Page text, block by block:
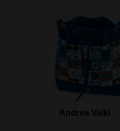
Andrea Valki